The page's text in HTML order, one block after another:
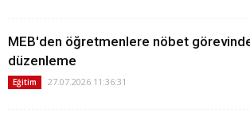
MEB'den öğretmenlere nöbet
düzenleme
Eğitim 27.07.2026 11:36:31